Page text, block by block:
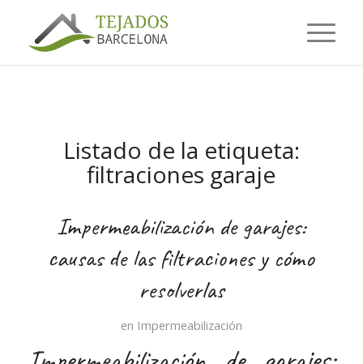
Listado de la etiqueta:
filtraciones garaje
Impermeabilización de garajes:
causas de las filtraciones y cómo
resolverlas
en Impermeabilización